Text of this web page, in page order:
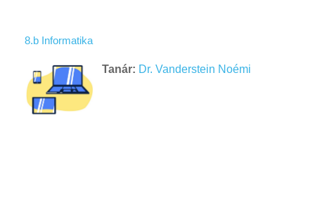
8.b Informatika
Tanár: Dr. Vanderstein Noémi